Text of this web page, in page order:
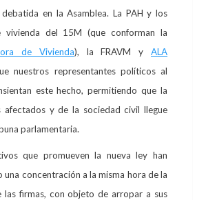
en la Asamblea. La PAH y los
vivienda del 15M (que conforman la
de Vivienda), la FRAVM yALA
nuestros representantes políticos al
este hecho, permitiendo que la
afectados y de la sociedad civil llegue
parlamentaria.
que promueven la nueva ley han
una concentración a la misma hora de la
las firmas, con objeto de arropar a sus